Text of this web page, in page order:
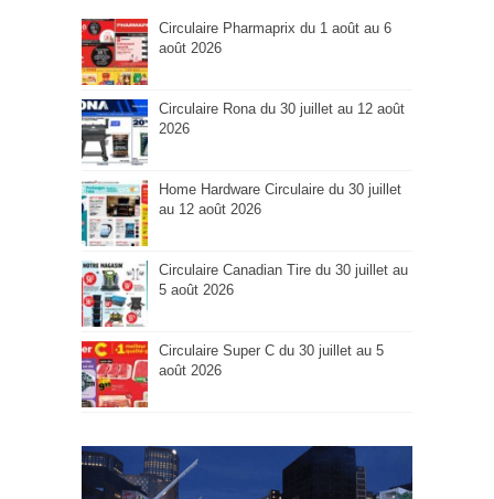
Circulaire Pharmaprix du 1 août au 6
août 2026
Circulaire Rona du 30 juillet au 12 août
2026
Home Hardware Circulaire du 30 juillet
au 12 août 2026
Circulaire Canadian Tire du 30 juillet au
5 août 2026
Circulaire Super C du 30 juillet au 5
août 2026